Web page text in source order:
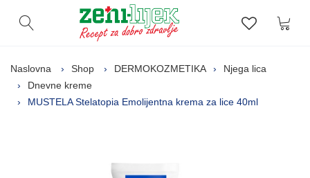
Otvori pretragu Lista
Naslovna Shop DERMOKOZMETIKA
Njega lica
Dnevne kreme
MUSTELA Stelatopia Emolijentna krema za lice 40ml